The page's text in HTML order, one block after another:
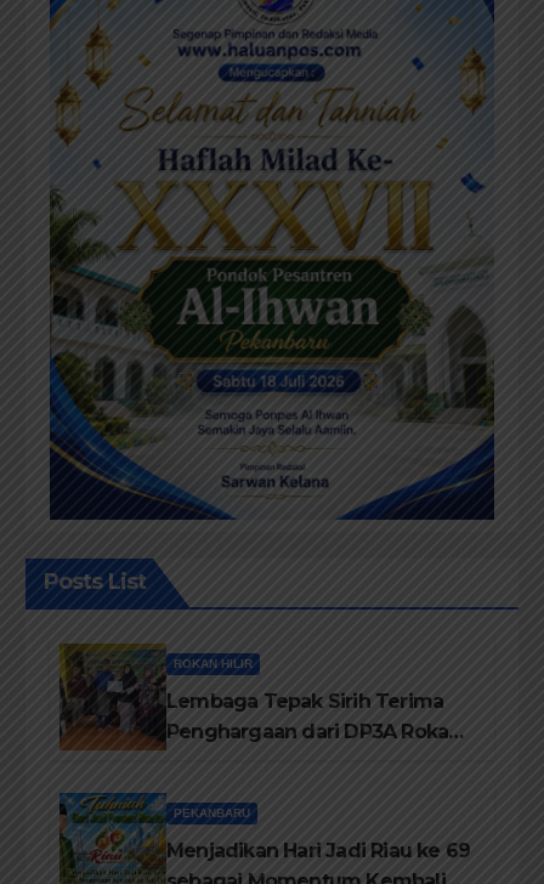
Posts List
ROKAN HILIR
Lembaga Tepak Sirih Terima
Penghargaan dari DP3A Rokan
PEKANBARU
Menjadikan Hari Jadi Riau ke 69